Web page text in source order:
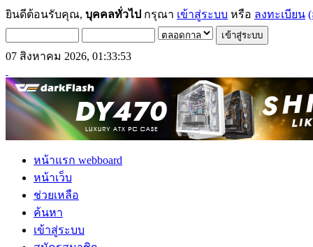
ยินดีต้อนรับคุณ, บุคคลทั่วไป กรุณา เข้าสู่ระบบ หรือ ลงทะเบียน
07 สิงหาคม 2026, 01:33:53
หน้าแรก webboard
หน้าเว็บ
ช่วยเหลือ
ค้นหา
เข้าสู่ระบบ